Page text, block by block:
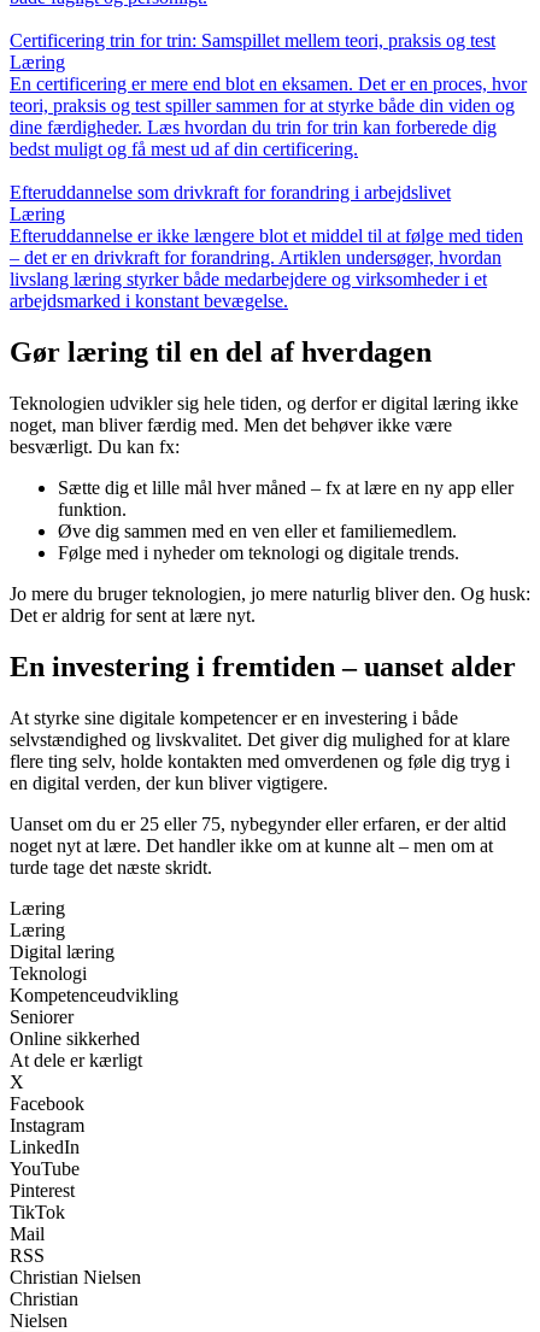
Certificering trin for trin: Samspillet mellem teori, praksis og test
Læring
En certificering er mere end blot en eksamen. Det er en proces, hvor
teori, praksis og test spiller sammen for at styrke både din viden og
dine færdigheder. Læs hvordan du trin for trin kan forberede dig
bedst muligt og få mest ud af din certificering.
Efteruddannelse som drivkraft for forandring i arbejdslivet
Læring
Efteruddannelse er ikke længere blot et middel til at følge med tiden
– det er en drivkraft for forandring. Artiklen undersøger, hvordan
livslang læring styrker både medarbejdere og virksomheder i et
arbejdsmarked i konstant bevægelse.
Gør læring til en del af hverdagen
Teknologien udvikler sig hele tiden, og derfor er digital læring ikke
noget, man bliver færdig med. Men det behøver ikke være
besværligt. Du kan fx:
Sætte dig et lille mål hver måned – fx at lære en ny app eller
funktion.
Øve dig sammen med en ven eller et familiemedlem.
Følge med i nyheder om teknologi og digitale trends.
Jo mere du bruger teknologien, jo mere naturlig bliver den. Og husk:
Det er aldrig for sent at lære nyt.
En investering i fremtiden – uanset alder
At styrke sine digitale kompetencer er en investering i både
selvstændighed og livskvalitet. Det giver dig mulighed for at klare
flere ting selv, holde kontakten med omverdenen og føle dig tryg i
en digital verden, der kun bliver vigtigere.
Uanset om du er 25 eller 75, nybegynder eller erfaren, er der altid
noget nyt at lære. Det handler ikke om at kunne alt – men om at
turde tage det næste skridt.
Læring
Læring
Digital læring
Teknologi
Kompetenceudvikling
Seniorer
Online sikkerhed
At dele er kærligt
X
Facebook
Instagram
LinkedIn
YouTube
Pinterest
TikTok
Mail
RSS
Christian Nielsen
Christian
Nielsen